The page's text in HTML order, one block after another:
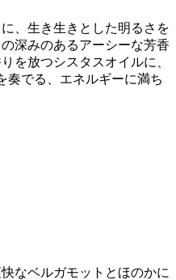
、生き生きとした明るさを
深みのあるアーシーな芳香
を放つシスタスオイルに、
奏でる、エネルギーに満ち
なベルガモットとほのかに